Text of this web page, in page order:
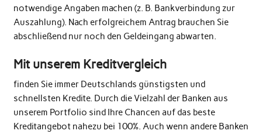
notwendige Angaben machen (z. B. Bankverbindung zur
Auszahlung). Nach erfolgreichem Antrag brauchen Sie
abschließend nur noch den Geldeingang abwarten.
Mit unserem Kreditvergleich
finden Sie immer Deutschlands günstigsten und
schnellsten Kredite. Durch die Vielzahl der Banken aus
unserem Portfolio sind Ihre Chancen auf das beste
Kreditangebot nahezu bei 100%. Auch wenn andere Banken